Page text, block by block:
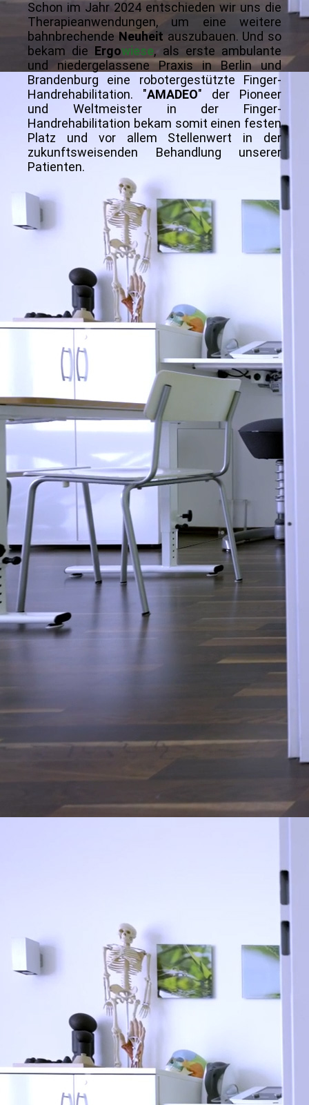
Schon im Jahr 2024 entschieden wir uns die
Therapieanwendungen, um eine weitere
bahnbrechende Neuheit auszubauen. Und so
bekam die Ergowiese, als erste ambulante
und niedergelassene Praxis in Berlin und
Brandenburg eine robotergestützte Finger-
Handrehabilitation. "AMADEO" der Pioneer
und Weltmeister in der Finger-
Handrehabilitation bekam somit einen festen
Platz und vor allem Stellenwert in der
zukunftsweisenden Behandlung unserer
Patienten.